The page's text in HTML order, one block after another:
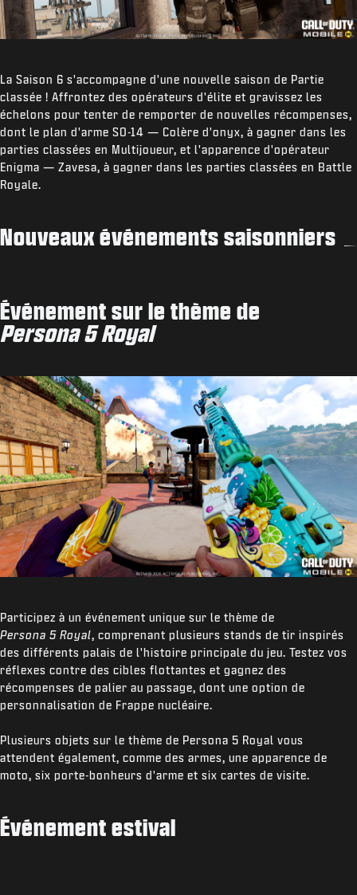
La Saison 6 s'accompagne d'une nouvelle saison de Partie
classée ! Affrontez des opérateurs d'élite et gravissez les
échelons pour tenter de remporter de nouvelles récompenses,
dont le plan d'arme SO-14 — Colère d'onyx, à gagner dans les
parties classées en Multijoueur, et l'apparence d'opérateur
Enigma — Zavesa, à gagner dans les parties classées en Battle
Royale.
Nouveaux événements saisonniers
Événement sur le thème de
Persona 5 Royal
Participez à un événement unique sur le thème de
Persona 5 Royal, comprenant plusieurs stands de tir inspirés
des différents palais de l'histoire principale du jeu. Testez vos
réflexes contre des cibles flottantes et gagnez des
récompenses de palier au passage, dont une option de
personnalisation de Frappe nucléaire.
Plusieurs objets sur le thème de Persona 5 Royal vous
attendent également, comme des armes, une apparence de
moto, six porte-bonheurs d'arme et six cartes de visite.
Événement estival